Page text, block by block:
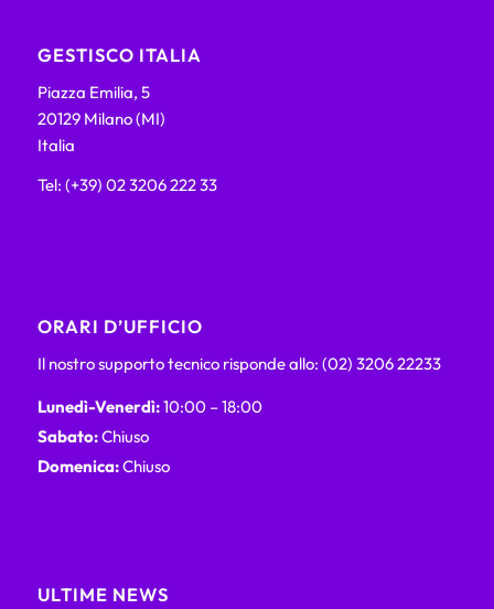
GESTISCO ITALIA
Piazza Emilia, 5
20129 Milano (MI)
Italia
Tel: (+39) 02 3206 222 33
ORARI D’UFFICIO
Il nostro supporto tecnico risponde allo: (02) 3206 22233
Lunedì-Venerdì:10:00 – 18:00
Sabato:Chiuso
Domenica:Chiuso
ULTIME NEWS